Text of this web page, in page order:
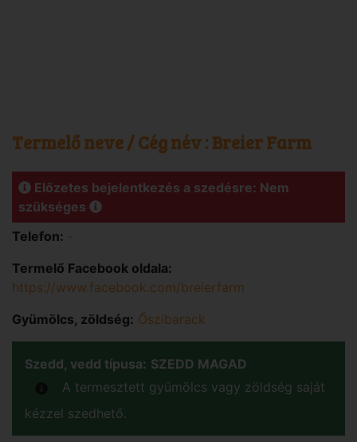
Termelő neve / Cég név : Breier Farm
Előzetes bejelentkezés a szedésre: Nem
szükséges
Telefon: -
Termelő Facebook oldala:
https://www.facebook.com/breierfarm
Gyümölcs, zöldség: Őszibarack
Szedd, vedd típusa: SZEDD MAGAD
A termesztett gyümölcs vagy zöldség saját
kézzel szedhető.